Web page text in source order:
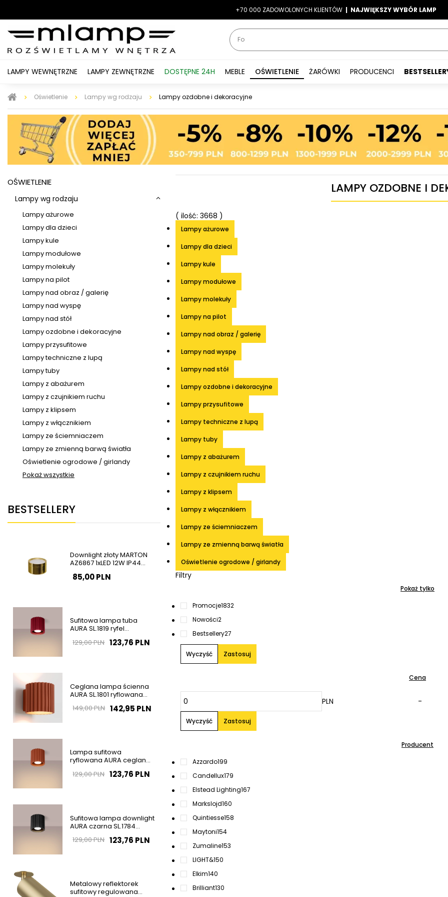
-7% LATO7
+70 000 ZADOWOLONYCH KLIENTÓW | NAJWIĘKSZY WYBÓR LAMP
| |
LAMPY WEWNĘTRZNE LAMPY ZEWNĘTRZNE DOSTĘPNE 24H MEBLE OŚWIETLENIE ŻARÓWKI PRODUCENCI
Oświetlenie Lampy wg rodzaju Lampy ozdobne i dekoracyjne
OŚWIETLENIE
Lampy wg rodzaju
Lampy ażurowe
Lampy dla dzieci
Lampy kule
Lampy modułowe
Lampy molekuły
Lampy na pilot
Lampy nad obraz / galerię
Lampy nad wyspę
Lampy nad stół
Lampy ozdobne i dekoracyjne
Lampy przysufitowe
Lampy techniczne z lupą
Lampy tuby
Lampy z abażurem
Lampy z czujnikiem ruchu
Lampy z klipsem
Lampy z włącznikiem
Lampy ze ściemniaczem
Lampy ze zmienną barwą światła
Oświetlenie ogrodowe / girlandy
Pokaż wszystkie
BESTSELLERY
Downlight złoty MARTON
AZ6867 1xLED 12W IP44
85,00 PLN
Sufitowa lampa tuba
AURA SL.1819 ryfel
123,76 PLN
129,00 PLN
Ceglana lampa ścienna
AURA SL.1801 ryflowana
142,95 PLN
149,00 PLN
Lampa sufitowa
ryflowana AURA ceglana
123,76 PLN
129,00 PLN
Sufitowa lampa downlight
AURA czarna SL.1784
123,76 PLN
129,00 PLN
Metalowy reflektorek
sufitowy regulowana
LAMPY OZDOBNE I
( ilość: 3668 )
Lampy ażurowe
Lampy dla dzieci
Lampy kule
Lampy modułowe
Lampy molekuły
Lampy na pilot
Lampy nad obraz / galerię
Lampy nad wyspę
Lampy nad stół
Lampy ozdobne i dekoracyjne
Lampy przysufitowe
Lampy techniczne z lupą
Lampy tuby
Lampy z abażurem
Lampy z czujnikiem ruchu
Lampy z klipsem
Lampy z włącznikiem
Lampy ze ściemniaczem
Lampy ze zmienną barwą światła
Oświetlenie ogrodowe / girlandy
Filtry
Pokaż tylko
Promocje1832
Nowości2
Bestsellery27
Wyczyść Zastosuj
Cena
PLN -
Wyczyść Zastosuj
Producent
Azzardo199
Candellux179
Elstead Lighting167
Markslojd160
Quintiesse158
Maytoni154
Zumaline153
LIGHT&150
Elkim140
Brilliant130